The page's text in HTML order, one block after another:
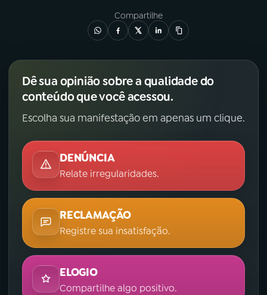
Compartilhe
Dê sua opinião sobre a qualidade do
conteúdo que você acessou.
Escolha sua manifestação em apenas um clique.
DENÚNCIA
Relate irregularidades.
RECLAMAÇÃO
Registre sua insatisfação.
ELOGIO
Compartilhe algo positivo.